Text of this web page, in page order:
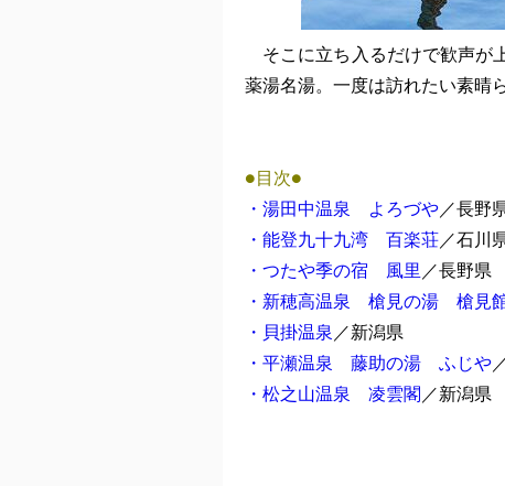
そこに立ち入るだけで歓声が
薬湯名湯。一度は訪れたい素晴
●目次●
・湯田中温泉 よろづや／長野
・能登九十九湾 百楽荘／石川
・つたや季の宿 風里 ／長野県
・新穂高温泉 槍見の湯 槍見
・貝掛温泉 ／新潟県
・平瀬温泉 藤助の湯 ふじや
・松之山温泉 凌雲閣 ／新潟県